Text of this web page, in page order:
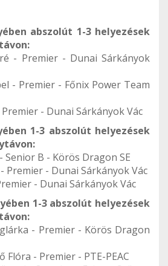
abszolút 1-3 helyezések
- Premier - Dunai Sárkányok
- Premier - Főnix Power Team
- Dunai Sárkányok Vác
1-3 abszolút helyezések
Senior B - Körös Dragon SE
Premier - Dunai Sárkányok Vác
- Dunai Sárkányok Vác
1-3 abszolút helyezések
- Premier - Körös Dragon
Flóra - Premier - PTE-PEAC